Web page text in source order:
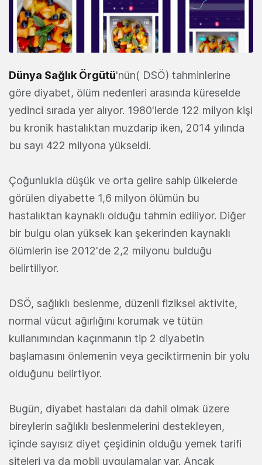
Dünya Sağlık Örgütü'nün( DSÖ) tahminlerine
göre diyabet, ölüm nedenleri arasında küreselde
yedinci sırada yer alıyor. 1980'lerde 122 milyon kişi
bu kronik hastalıktan muzdarip iken, 2014 yılında
bu sayı 422 milyona yükseldi.
Çoğunlukla düşük ve orta gelire sahip ülkelerde
görülen diyabette 1,6 milyon ölümün bu
hastalıktan kaynaklı olduğu tahmin ediliyor. Diğer
bir bulgu olan yüksek kan şekerinden kaynaklı
ölümlerin ise 2012'de 2,2 milyonu bulduğu
belirtiliyor.
DSÖ, sağlıklı beslenme, düzenli fiziksel aktivite,
normal vücut ağırlığını korumak ve tütün
kullanımından kaçınmanın tip 2 diyabetin
başlamasını önlemenin veya geciktirmenin bir yolu
olduğunu belirtiyor.
Bugün, diyabet hastaları da dahil olmak üzere
bireylerin sağlıklı beslenmelerini destekleyen,
içinde sayısız diyet çeşidinin olduğu yemek tarifi
siteleri ya da mobil uygulamalar var. Ancak